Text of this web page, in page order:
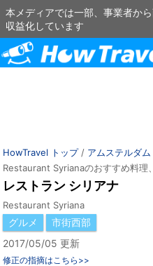
本メディアでは一部、事業者か
収益化しています
HowTravel トップ/ アムステルダム
Restaurant Syrianaのおすすめ料理
レストラン シリアナ
Restaurant Syriana
グルメ
市街西部
2017/05/05 更新
修正の指摘はこちら>>